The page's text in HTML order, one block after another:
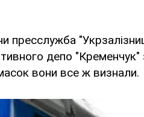
пресслужба
депо
вони все ж визнали.